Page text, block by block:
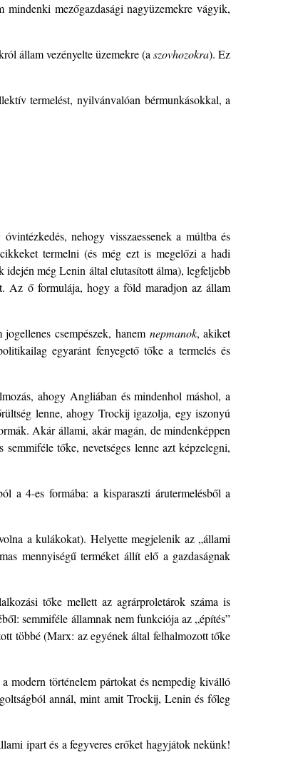
mezőgazdasági nagyüzemekre vágyik,
állam vezényelte üzemekre (aszovhozokra). Ez
termelést, nyilvánvalóan bérmunkásokkal, a
nehogy visszaessenek a múltba és
termelni (és még ezt is megelőzi a hadi
idején még Lenin által elutasított álma), legfeljebb
Az ő formulája, hogy a föld maradjon az állam
csempészek, hanem nepmanok, akiket
egyaránt fenyegető tőke a termelés és
ahogy Angliában és mindenhol máshol, a
lenne, ahogy Trockij igazolja, egy iszonyú
Akár állami, akár magán, de mindenképpen
tőke, nevetséges lenne azt képzelegni,
a 4-es formába: a kisparaszti árutermelésből a
a kulákokat). Helyette megjelenik az „állami
mennyiségű terméket állít elő a gazdaságnak
tőke mellett az agrárproletárok száma is
semmiféle államnak nem funkciója az „építés”
többé (Marx: az egyének által felhalmozott tőke
modern történelem pártokat és nempedig kiválló
annál, mint amit Trockij, Lenin és főleg
ipart és a fegyveres erőket hagyjátok nekünk!